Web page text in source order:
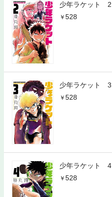
少年ラケット 2
528
少年ラケット 3
528
少年ラケット 4
528